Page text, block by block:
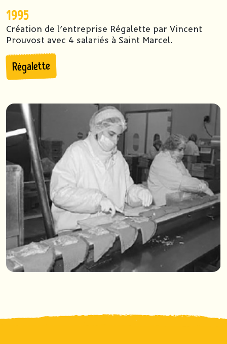
1995
Création de l’entreprise Régalette par Vincent
Prouvost avec 4 salariés à Saint Marcel.
Régalette